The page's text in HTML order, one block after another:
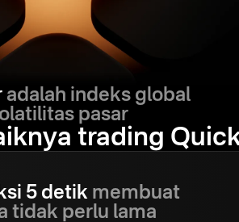
adalah indeks global
pasar
trading
5 detik membuat
tidak perlu lama